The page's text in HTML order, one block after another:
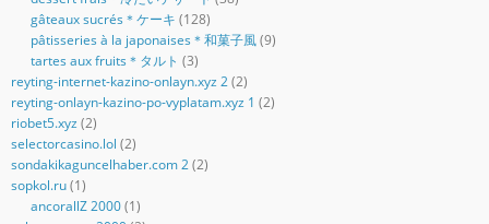
gâteaux sucrés＊ケーキ (128)
pâtisseries à la japonaises＊和菓子風(9)
tartes aux fruits＊タルト (3)
reyting-internet-kazino-onlayn.xyz 2(2)
reyting-onlayn-kazino-po-vyplatam.xyz 1 (2)
riobet5.xyz (2)
selectorcasino.lol (2)
sondakikaguncelhaber.com 2(2)
sopkol.ru(1)
ancorallZ 2000(1)